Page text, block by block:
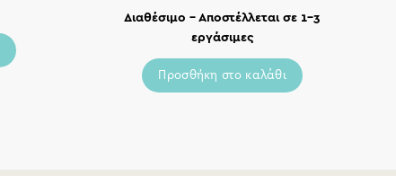
Διαθέσιμο – Αποστέλλεται σε 1-3
εργάσιμες
Προσθήκη στο καλάθι